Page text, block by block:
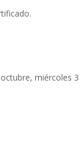
miércoles